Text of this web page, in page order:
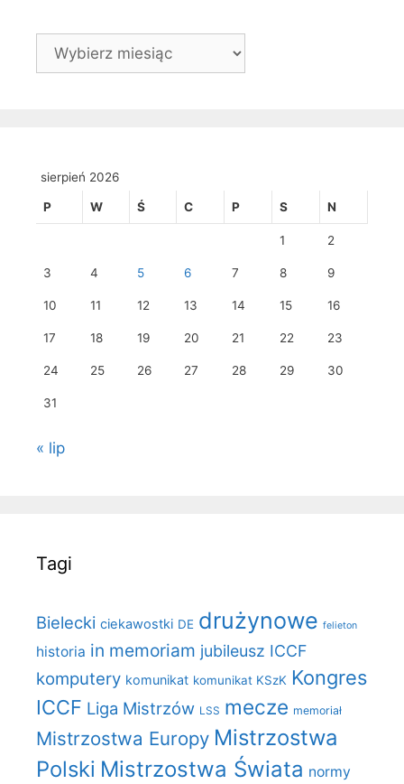
Archiwa
sierpień 2026
P W Ś C P S N
1 2
3 4 5 6 7 8 9
10 11 12 13 14 15 16
17 18 19 20 21 22 23
24 25 26 27 28 29 30
31
« lip
Tagi
Bielecki ciekawostki DE drużynowe felieton
historia in memoriam jubileusz ICCF
komputery komunikat komunikat KSzK Kongres
ICCF Liga Mistrzów LSS mecze memoriał
Mistrzostwa Europy Mistrzostwa
Polski Mistrzostwa Świata normy